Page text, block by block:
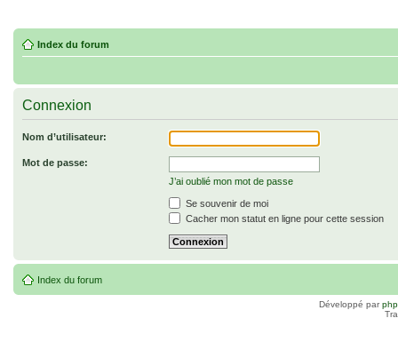
Index du forum
Connexion
Nom d’utilisateur:
Mot de passe:
J’ai oublié mon mot de passe
Se souvenir de moi
Cacher mon statut en ligne pour cette session
Index du forum
Développé par